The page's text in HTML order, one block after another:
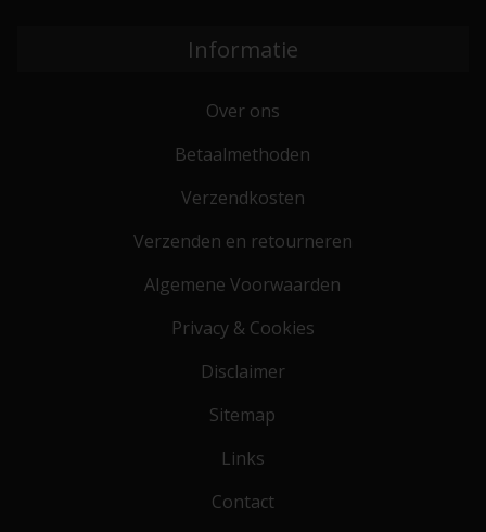
Informatie
Over ons
Betaalmethoden
Verzendkosten
Verzenden en retourneren
Algemene Voorwaarden
Privacy & Cookies
Disclaimer
Sitemap
Links
Contact